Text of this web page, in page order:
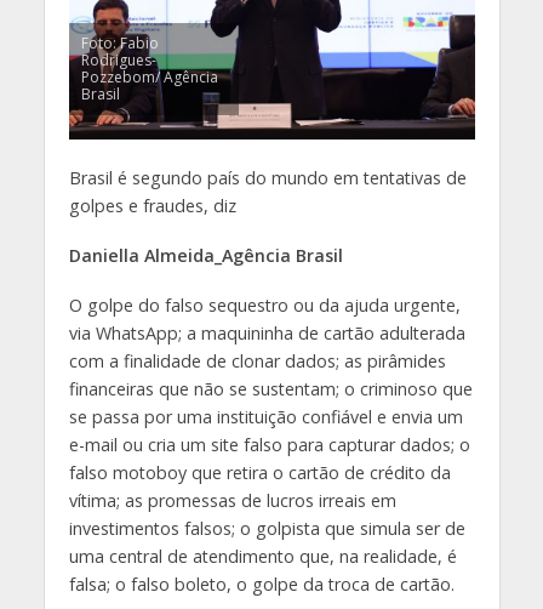
Foto: Fabio
Rodrigues-
Pozzebom/ Agência
Brasil
Brasil é segundo país do mundo em tentativas de
golpes e fraudes, diz
Daniella Almeida_Agência Brasil
O golpe do falso sequestro ou da ajuda urgente,
via WhatsApp; a maquininha de cartão adulterada
com a finalidade de clonar dados; as pirâmides
financeiras que não se sustentam; o criminoso que
se passa por uma instituição confiável e envia um
e-mail ou cria um site falso para capturar dados; o
falso motoboy que retira o cartão de crédito da
vítima; as promessas de lucros irreais em
investimentos falsos; o golpista que simula ser de
uma central de atendimento que, na realidade, é
falsa; o falso boleto, o golpe da troca de cartão.